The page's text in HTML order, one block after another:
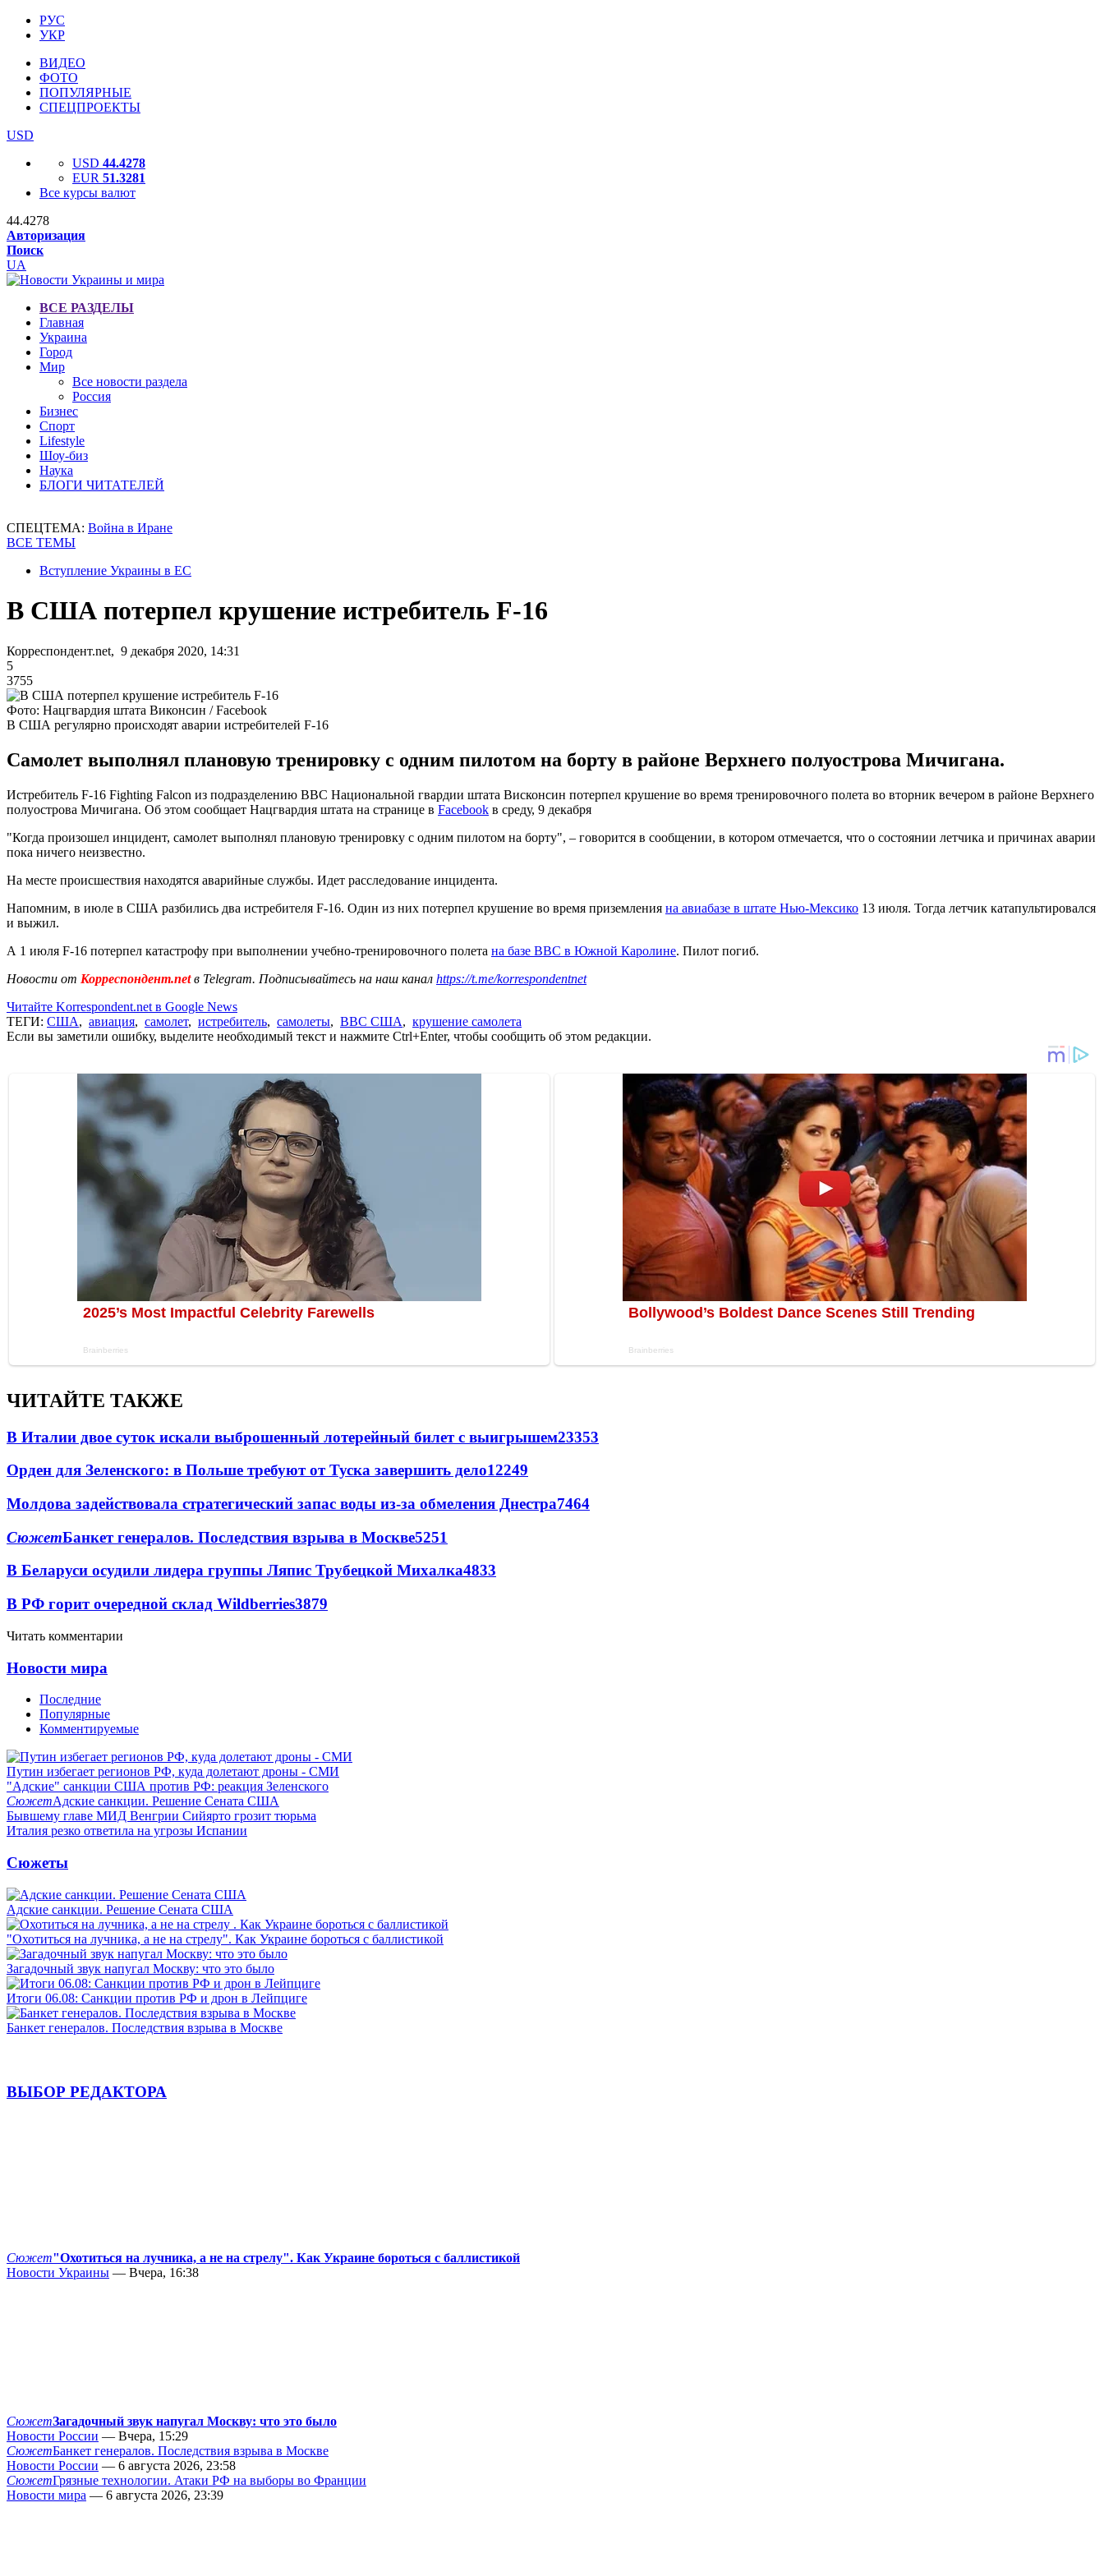
РУС
УКР
ВИДЕО
ФОТО
ПОПУЛЯРНЫЕ
СПЕЦПРОЕКТЫ
USD
USD 44.4278
EUR 51.3281
Все курсы валют
44.4278
Авторизация
Поиск
UA
ВСЕ РАЗДЕЛЫ
Главная
Украина
Город
Мир
Все новости раздела
Россия
Бизнес
Спорт
Lifestyle
Шоу-биз
Наука
БЛОГИ ЧИТАТЕЛЕЙ
СПЕЦТЕМА: Война в Иране
ВСЕ ТЕМЫ
Вступление Украины в ЕС
В США потерпел крушение истребитель F-16
Корреспондент.net, 9 декабря 2020, 14:31
5
3755
Фото: Нацгвардия штата Виконсин / Facebook
В США регулярно происходят аварии истребителей F-16
Самолет выполнял плановую тренировку с одним пилотом на борту в районе Верхнего полуострова Мичигана.
Истребитель F-16 Fighting Falcon из подразделению ВВС Национальной гвардии штата Висконсин потерпел крушение во время тренировочного полета во вторник вечером в районе Верхнего
полуострова Мичигана. Об этом сообщает Нацгвардия штата на странице в Facebook в среду, 9 декабря
"Когда произошел инцидент, самолет выполнял плановую тренировку с одним пилотом на борту", – говорится в сообщении, в котором отмечается, что о состоянии летчика и причинах аварии
пока ничего неизвестно.
На месте происшествия находятся аварийные службы. Идет расследование инцидента.
Напомним, в июле в США разбились два истребителя F-16. Один из них потерпел крушение во время приземления на авиабазе в штате Нью-Мексико 13 июля. Тогда летчик катапультировался
и выжил.
А 1 июля F-16 потерпел катастрофу при выполнении учебно-тренировочного полета на базе ВВС в Южной Каролине. Пилот погиб.
Новости от Корреспондент.netв Telegram. Подписывайтесь на наш канал https://t.me/korrespondentnet
Читайте Korrespondent.net в Google News
ТЕГИ: США, авиация, самолет, истребитель, самолеты, ВВС США, крушение самолета
Если вы заметили ошибку, выделите необходимый текст и нажмите Ctrl+Enter, чтобы сообщить об этом редакции.
ЧИТАЙТЕ ТАКЖЕ
В Италии двое суток искали выброшенный лотерейный билет с выигрышем23353
Орден для Зеленского: в Польше требуют от Туска завершить дело12249
Молдова задействовала стратегический запас воды из-за обмеления Днестра7464
СюжетБанкет генералов. Последствия взрыва в Москве5251
В Беларуси осудили лидера группы Ляпис Трубецкой Михалка4833
В РФ горит очередной склад Wildberries3879
Читать комментарии
Новости мира
Последние
Популярные
Комментируемые
Путин избегает регионов РФ, куда долетают дроны - СМИ
"Адские" санкции США против РФ: реакция Зеленского
СюжетАдские санкции. Решение Сената США
Бывшему главе МИД Венгрии Сийярто грозит тюрьма
Италия резко ответила на угрозы Испании
Сюжеты
Адские санкции. Решение Сената США
"Охотиться на лучника, а не на стрелу". Как Украине бороться с баллистикой
Загадочный звук напугал Москву: что это было
Итоги 06.08: Санкции против РФ и дрон в Лейпциге
Банкет генералов. Последствия взрыва в Москве
ВЫБОР РЕДАКТОРА
Сюжет"Охотиться на лучника, а не на стрелу". Как Украине бороться с баллистикой
Новости Украины — Вчера, 16:38
СюжетЗагадочный звук напугал Москву: что это было
Новости России — Вчера, 15:29
СюжетБанкет генералов. Последствия взрыва в Москве
Новости России — 6 августа 2026, 23:58
СюжетГрязные технологии. Атаки РФ на выборы во Франции
Новости мира — 6 августа 2026, 23:39